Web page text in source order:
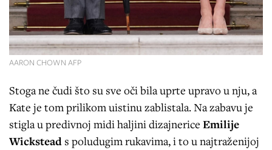
AARON CHOWN AFP
Stoga ne čudi što su sve oči bila uprte upravo u nju, a
Kate je tom prilikom uistinu zablistala. Na zabavu je
stigla u predivnoj midi haljini dizajnerice Emilije
Wickstead s poludugim rukavima, i to u najtraženijoj